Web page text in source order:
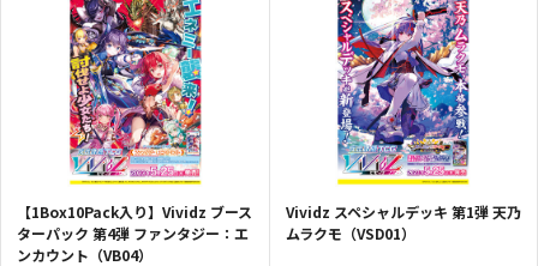
【1Box10Pack入り】Vividz ブース
ターパック 第4弾 ファンタジー：エ
ンカウント（VB04）
Vividz スペシャルデッキ 第1弾 天乃
ムラクモ（VSD01）